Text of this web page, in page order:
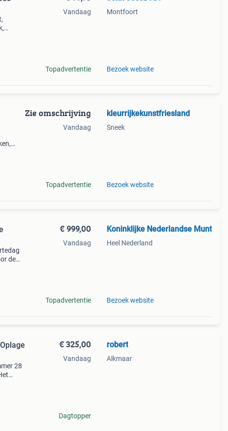
Vandaag
Topadvertentie
Montfoort
Bezoek website
Zie omschrijving
Vandaag
Topadvertentie
kleurrijkekunstfriesland
Sneek
Bezoek website
de
€ 999,00
Vandaag
Topadvertentie
Koninklijke Nederlandse Munt
Heel Nederland
Bezoek website
28
€ 325,00
Vandaag
Dagtopper
robert
Alkmaar